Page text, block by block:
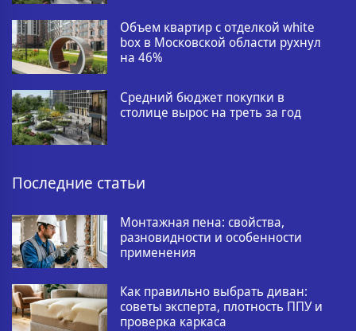
Объем квартир с отделкой white
box в Московской области рухнул
на 46%
Средний бюджет покупки в
столице вырос на треть за год
Последние статьи
Монтажная пена: свойства,
разновидности и особенности
применения
Как правильно выбрать диван:
советы эксперта, плотность ППУ и
проверка каркаса